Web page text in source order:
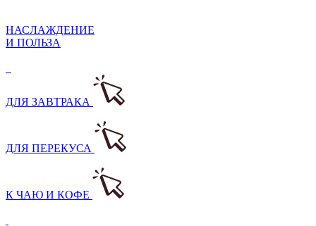
НАСЛАЖДЕНИЕ
И ПОЛЬЗА
ДЛЯ ЗАВТРАКА
ДЛЯ ПЕРЕКУСА
К ЧАЮ И КОФЕ